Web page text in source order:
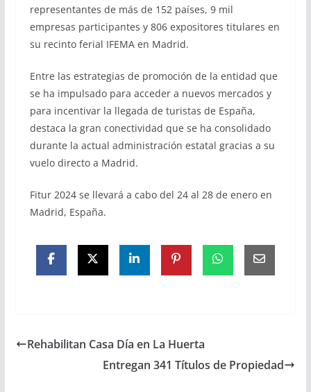
representantes de más de 152 países, 9 mil
empresas participantes y 806 expositores titulares en
su recinto ferial IFEMA en Madrid.
Entre las estrategias de promoción de la entidad que
se ha impulsado para acceder a nuevos mercados y
para incentivar la llegada de turistas de España,
destaca la gran conectividad que se ha consolidado
durante la actual administración estatal gracias a su
vuelo directo a Madrid.
Fitur 2024 se llevará a cabo del 24 al 28 de enero en
Madrid, España.
Rehabilitan Casa Día en La Huerta
Entregan 341 Títulos de Propiedad